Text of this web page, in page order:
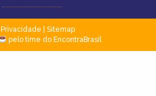
Privacidade
Sitemap
pelo time do EncontraBrasil